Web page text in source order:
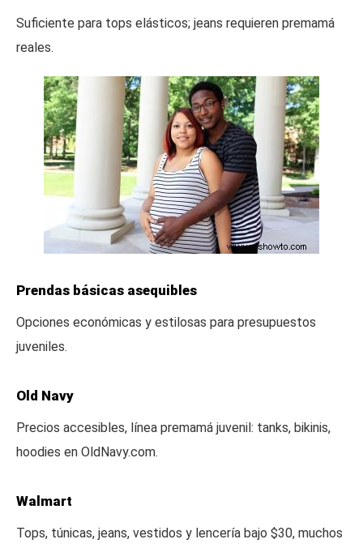
Suficiente para tops elásticos; jeans requieren premamá
reales.
Prendas básicas asequibles
Opciones económicas y estilosas para presupuestos
juveniles.
Old Navy
Precios accesibles, línea premamá juvenil: tanks, bikinis,
hoodies en OldNavy.com.
Walmart
Tops, túnicas, jeans, vestidos y lencería bajo $30, muchos